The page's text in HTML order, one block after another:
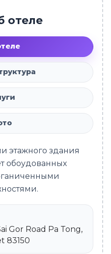
отеле
этажного здания
обоудованных
Gor Road Pa Tong,
83150